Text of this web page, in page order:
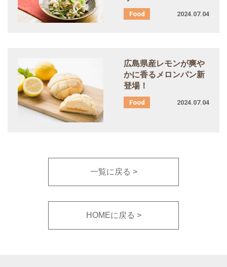
2024.07.04
広島県産レモンが爽や
かに香るメロンパン新
登場！
2024.07.04
一覧に戻る
HOMEに戻る